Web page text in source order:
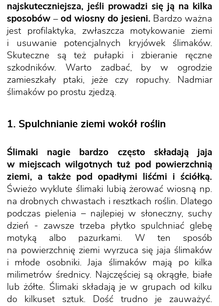
najskuteczniejsza, jeśli prowadzi się ją na kilka
sposobów – od wiosny do jesieni. Bardzo ważna
jest profilaktyka, zwłaszcza motykowanie ziemi
i usuwanie potencjalnych kryjówek ślimaków.
Skuteczne są też pułapki i zbieranie ręczne
szkodników. Warto zadbać, by w ogrodzie
zamieszkały ptaki, jeże czy ropuchy. Nadmiar
ślimaków po prostu zjedzą.
1. Spulchnianie ziemi wokół roślin
Ślimaki nagie bardzo często składają jaja
w miejscach wilgotnych tuż pod powierzchnią
ziemi, a także pod opadłymi liśćmi i ściółką.
Świeżo wyklute ślimaki lubią żerować wiosną np.
na drobnych chwastach i resztkach roślin. Dlatego
podczas pielenia – najlepiej w słoneczny, suchy
dzień - zawsze trzeba płytko spulchniać glebę
motyką albo pazurkami. W ten sposób
na powierzchnię ziemi wyrzuca się jaja ślimaków
i młode osobniki. Jaja ślimaków mają po kilka
milimetrów średnicy. Najczęściej są okrągłe, białe
lub żółte. Ślimaki składają je w grupach od kilku
do kilkuset sztuk. Dość trudno je zauważyć.